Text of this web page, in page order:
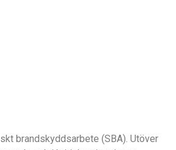
brandskyddsarbete (SBA). Utöver